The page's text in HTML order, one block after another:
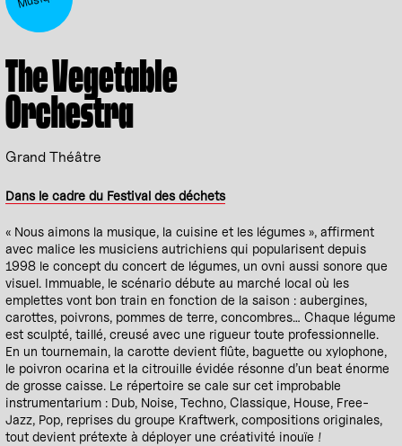
The Vegetable
Orchestra
Grand Théâtre
Dans le cadre du Festival des déchets
« Nous aimons la musique, la cuisine et les légumes », affirment
avec malice les musiciens autrichiens qui popularisent depuis
1998 le concept du concert de légumes, un ovni aussi sonore que
visuel. Immuable, le scénario débute au marché local où les
emplettes vont bon train en fonction de la saison : aubergines,
carottes, poivrons, pommes de terre, concombres… Chaque légume
est sculpté, taillé, creusé avec une rigueur toute professionnelle.
En un tournemain, la carotte devient flûte, baguette ou xylophone,
le poivron ocarina et la citrouille évidée résonne d’un beat énorme
de grosse caisse. Le répertoire se cale sur cet improbable
instrumentarium : Dub, Noise, Techno, Classique, House, Free-
Jazz, Pop, reprises du groupe Kraftwerk, compositions originales,
tout devient prétexte à déployer une créativité inouïe !